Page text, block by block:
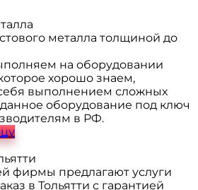
металла толщиной до
на оборудовании
хорошо знаем,
выполнением сложных
оборудование под ключ
в РФ.
фирмы предлагают услуги
в Тольятти с гарантией